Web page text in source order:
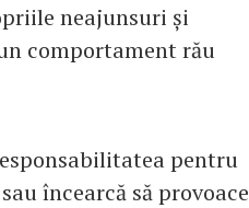
neajunsuri și
comportament rău
pentru
încearcă să provoace